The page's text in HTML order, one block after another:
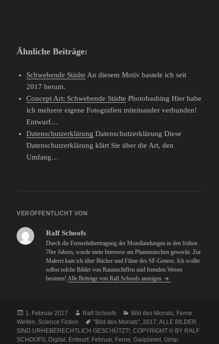
Ähnliche Beiträge:
Schwebende Städte An diesem Motiv bastele ich seit
2017 herum.
Concept Art: Schwebende Städte Photobashing Hier habe
ich mehrere eigene Fotografien miteinander verbunden!
Entwurf…
Datenschutzerklärung Datenschutzerklärung Diese
Datenschutzerklärung klärt Sie über die Art, den
Umfang…
VERÖFFENTLICHT VON
Ralf Schoofs
Durch die Fernsehübertragung der Mondlandungen in den frühen
70er Jahren, wurde mein Interesse am Phantastischen geweckt. Zur
Malerei kam ich über Bücher und Filme des SF-Genres. Ich wollte
selbst solche Bilder von Raumschiffen und fremden Wesen
besitzen!Alle Beiträge von Ralf Schoofs anzeigen
Veröffentlicht
am
1. Februar 2017 Autor
Ralf Schoofs Kategorien
Bild des Monats Ferne
Welten Science Fiction Schlagwörter
"Bild des Monats" 2017 ,ALLE BILDER
SIND URHEBERECHTLICH GESCHÜTZT! ,COPYRIGHT © BY RALF
SCHOOFS Digital Entwurf, Februar, Ferne ,Gasplanet ,Gimp